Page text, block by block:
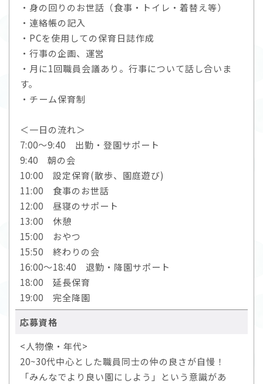
・身の回りのお世話（食事・トイレ・着替え等）
・連絡帳の記入
・PCを使用しての保育日誌作成
・行事の企画、運営
・月に1回職員会議あり。行事について話し合いま
す。
・チーム保育制
＜一日の流れ＞
7:00～9:40 出勤・登園サポート
9:40 朝の会
10:00 設定保育(散歩、園庭遊び)
11:00 食事のお世話
12:00 昼寝のサポート
13:00 休憩
15:00 おやつ
15:50 終わりの会
16:00～18:40 退勤・降園サポート
18:00 延長保育
19:00 完全降園
応募資格
<人物像・年代>
20~30代中心とした職員同士の仲の良さが自慢！
「みんなでより良い園にしよう」という意識があ